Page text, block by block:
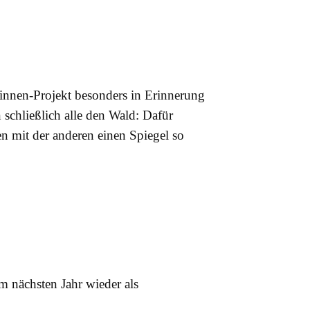
Projekt besonders in Erinnerung
alle den Wald: Dafür
mit der anderen einen Spiegel so
nächsten Jahr wieder als